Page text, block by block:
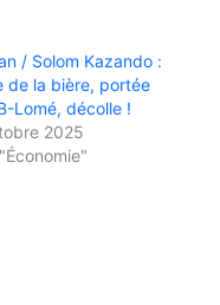
/ Solom Kazando :
de la bière, portée
Lomé, décolle !
2025